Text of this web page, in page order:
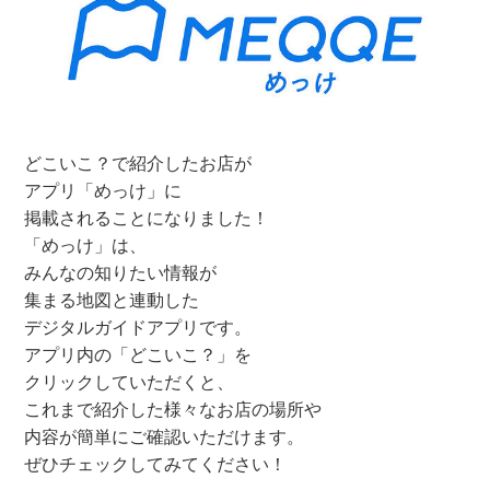
どこいこ？で紹介したお店が
アプリ「めっけ」に
掲載されることになりました！
「めっけ」は、
みんなの知りたい情報が
集まる地図と連動した
デジタルガイドアプリです。
アプリ内の「どこいこ？」を
クリックしていただくと、
これまで紹介した様々なお店の場所や
内容が簡単にご確認いただけます。
ぜひチェックしてみてください！